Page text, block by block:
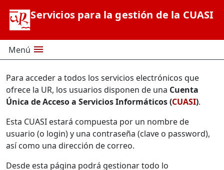
Servicios para la gestión de la CUASI
Menú menu
Para acceder a todos los servicios electrónicos que
ofrece la UR, los usuarios disponen de una Cuenta
Única de Acceso a Servicios Informáticos (CUASI).
Esta CUASI estará compuesta por un nombre de
usuario (o login) y una contraseña (clave o password),
así como una dirección de correo.
Desde esta página podrá gestionar todo lo